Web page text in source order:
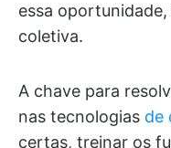
essa
coletiva.
A chave para
nas tecnologias de
certas, treinar os